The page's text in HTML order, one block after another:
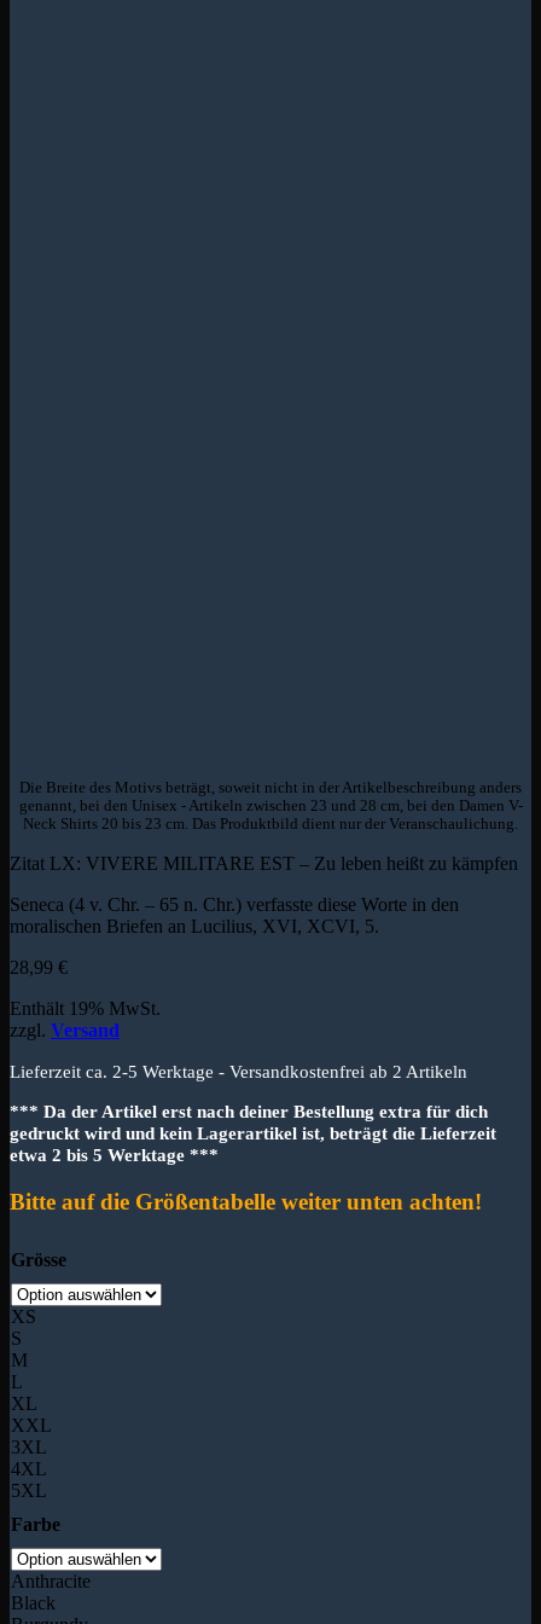
Die Breite des Motivs beträgt, soweit nicht in der Artikelbeschreibung anders
genannt, bei den Unisex - Artikeln zwischen 23 und 28 cm, bei den Damen V-
Neck Shirts 20 bis 23 cm. Das Produktbild dient nur der Veranschaulichung.
Zitat LX: VIVERE MILITARE EST – Zu leben heißt zu kämpfen
Seneca (4 v. Chr. – 65 n. Chr.) verfasste diese Worte in den
moralischen Briefen an Lucilius, XVI, XCVI, 5.
28,99 €
Enthält 19% MwSt.
zzgl. Versand
Lieferzeit ca. 2-5 Werktage - Versandkostenfrei ab 2 Artikeln
*** Da der Artikel erst nach deiner Bestellung extra für dich
gedruckt wird und kein Lagerartikel ist, beträgt die Lieferzeit
etwa 2 bis 5 Werktage ***
Bitte auf die Größentabelle weiter unten achten!
Grösse
XS
S
M
L
XL
XXL
3XL
4XL
5XL
Farbe
Anthracite
Black